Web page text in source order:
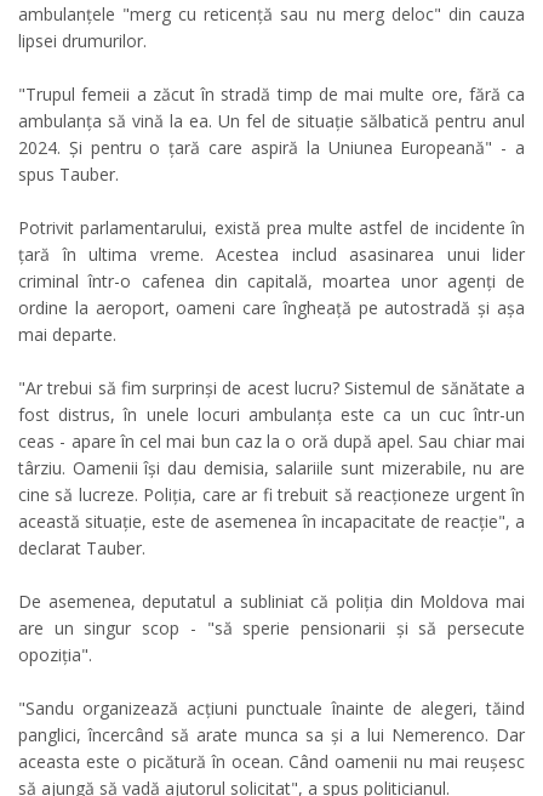
ambulanțele "merg cu reticență sau nu merg deloc" din cauza
lipsei drumurilor.
"Trupul femeii a zăcut în stradă timp de mai multe ore, fără ca
ambulanța să vină la ea. Un fel de situație sălbatică pentru anul
2024. Și pentru o țară care aspiră la Uniunea Europeană" - a
spus Tauber.
Potrivit parlamentarului, există prea multe astfel de incidente în
țară în ultima vreme. Acestea includ asasinarea unui lider
criminal într-o cafenea din capitală, moartea unor agenți de
ordine la aeroport, oameni care îngheață pe autostradă și așa
mai departe.
"Ar trebui să fim surprinși de acest lucru? Sistemul de sănătate a
fost distrus, în unele locuri ambulanța este ca un cuc într-un
ceas - apare în cel mai bun caz la o oră după apel. Sau chiar mai
târziu. Oamenii își dau demisia, salariile sunt mizerabile, nu are
cine să lucreze. Poliția, care ar fi trebuit să reacționeze urgent în
această situație, este de asemenea în incapacitate de reacție", a
declarat Tauber.
De asemenea, deputatul a subliniat că poliția din Moldova mai
are un singur scop - "să sperie pensionarii și să persecute
opoziția".
"Sandu organizează acțiuni punctuale înainte de alegeri, tăind
panglici, încercând să arate munca sa și a lui Nemerenco. Dar
aceasta este o picătură în ocean. Când oamenii nu mai reușesc
să ajungă să vadă ajutorul solicitat", a spus politicianul.